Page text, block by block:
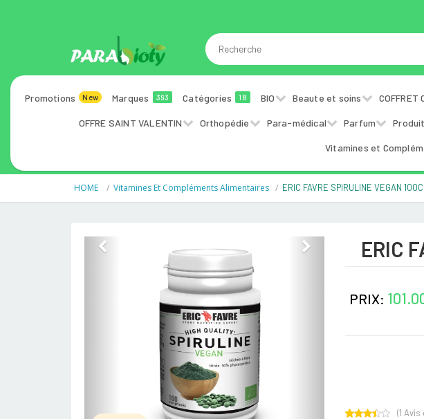
Promotions New Marques 393 Catégories 18 BIO Beaute et soins COFFRET
OFFRE SAINT VALENTIN Orthopédie Para-médical Parfum
Vitamines et
HOME Vitamines Et Compléments Alimentaires ERIC FAVRE SPIRULINE VEGAN
Previous ERIC
PRIX:
(1 Avis